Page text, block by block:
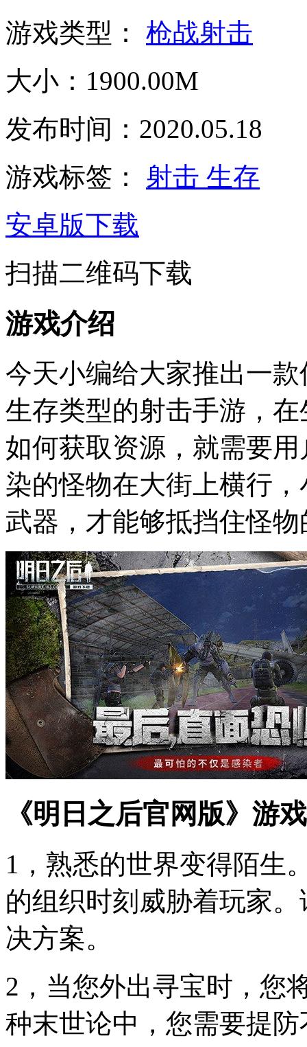
游戏类型： 枪战射击
大小：1900.00M
发布时间：2020.05.18
游戏标签： 射击 生存
安卓版下载
扫描二维码下载
游戏介绍
今天小编给大家推出一
生存类型的射击手游，
如何获取资源，就需要
染的怪物在大街上横行
武器，才能够抵挡住怪
《明日之后官网版》游
1，熟悉的世界变得陌生
的组织时刻威胁着玩家
决方案。
2，当您外出寻宝时，您
种末世论中，您需要提